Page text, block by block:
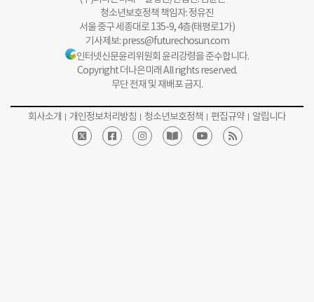
청소년보호정책 책임자: 정유진
서울 중구 세종대로 135-9, 4층(태평로1가)
기사제보:press@futurechosun.com
인터넷신문윤리위원회 윤리강령을 준수합니다.
Copyright 더나은미래 All rights reserved.
무단 전재 및 재배포 금지.
회사소개 개인정보처리방침 청소년보호정책 편집규약 알립니다